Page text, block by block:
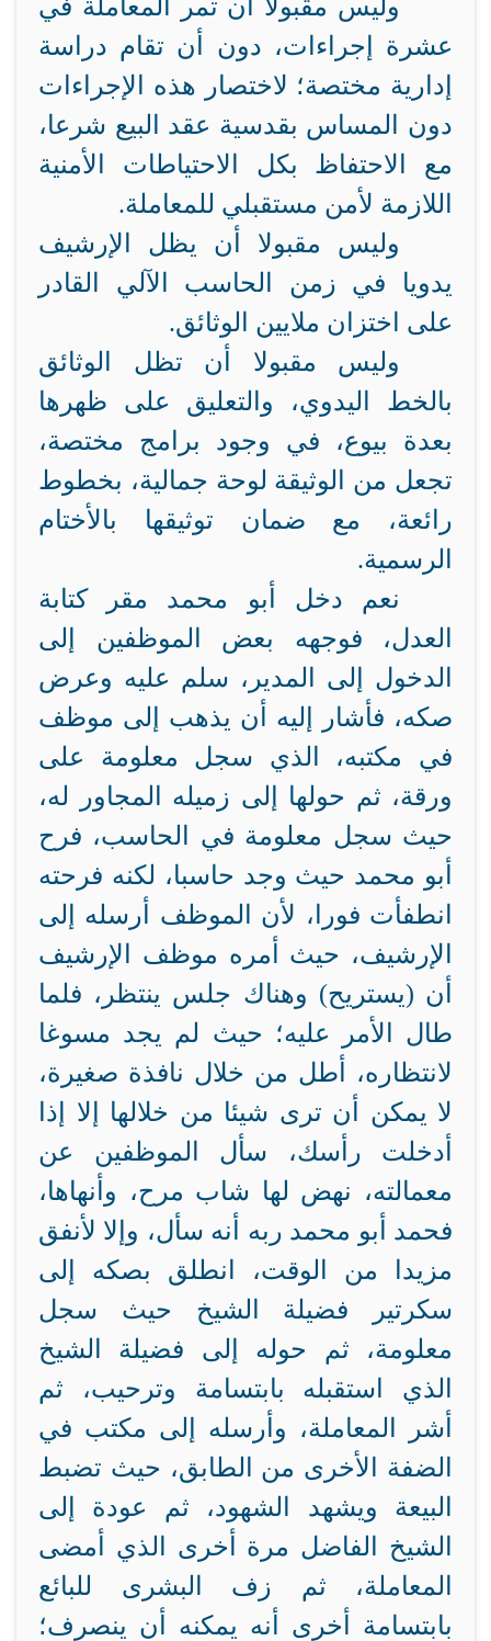
وليس مقبولا أن تمر المعاملة في
عشرة إجراءات، دون أن تقام دراسة
إدارية مختصة؛ لاختصار هذه الإجراءات
دون المساس بقدسية عقد البيع شرعا،
مع الاحتفاظ بكل الاحتياطات الأمنية
اللازمة لأمن مستقبلي للمعاملة.
وليس مقبولا أن يظل الإرشيف
يدويا في زمن الحاسب الآلي القادر
على اختزان ملايين الوثائق.
وليس مقبولا أن تظل الوثائق
بالخط اليدوي، والتعليق على ظهرها
بعدة بيوع، في وجود برامج مختصة،
تجعل من الوثيقة لوحة جمالية، بخطوط
رائعة، مع ضمان توثيقها بالأختام
الرسمية.
نعم دخل أبو محمد مقر كتابة
العدل، فوجهه بعض الموظفين إلى
الدخول إلى المدير، سلم عليه وعرض
صكه، فأشار إليه أن يذهب إلى موظف
في مكتبه، الذي سجل معلومة على
ورقة، ثم حولها إلى زميله المجاور له،
حيث سجل معلومة في الحاسب، فرح
أبو محمد حيث وجد حاسبا، لكنه فرحته
انطفأت فورا، لأن الموظف أرسله إلى
الإرشيف، حيث أمره موظف الإرشيف
أن (يستريح) وهناك جلس ينتظر، فلما
طال الأمر عليه؛ حيث لم يجد مسوغا
لانتظاره، أطل من خلال نافذة صغيرة،
لا يمكن أن ترى شيئا من خلالها إلا إذا
أدخلت رأسك، سأل الموظفين عن
معمالته، نهض لها شاب مرح، وأنهاها،
فحمد أبو محمد ربه أنه سأل، وإلا لأنفق
مزيدا من الوقت، انطلق بصكه إلى
سكرتير فضيلة الشيخ حيث سجل
معلومة، ثم حوله إلى فضيلة الشيخ
الذي استقبله بابتسامة وترحيب، ثم
أشر المعاملة، وأرسله إلى مكتب في
الضفة الأخرى من الطابق، حيث تضبط
البيعة ويشهد الشهود، ثم عودة إلى
الشيخ الفاضل مرة أخرى الذي أمضى
المعاملة، ثم زف البشرى للبائع
بابتسامة أخرى أنه يمكنه أن ينصرف؛